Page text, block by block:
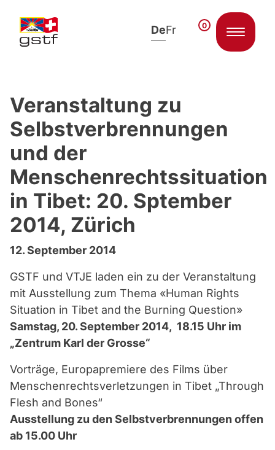
DeFr 0
Veranstaltung zu
Selbstverbrennungen
und der
Menschenrechtssituation
in Tibet: 20. Sptember
2014, Zürich
12. September 2014
GSTF und VTJE laden ein zu der Veranstaltung
mit Ausstellung zum Thema «Human Rights
Situation in Tibet and the Burning Question»
Samstag, 20. September 2014, 18.15 Uhr im
„Zentrum Karl der Grosse“
Vorträge, Europapremiere des Films über
Menschenrechtsverletzungen in Tibet „Through
Flesh and Bones“
Ausstellung zu den Selbstverbrennungen offen
ab 15.00 Uhr